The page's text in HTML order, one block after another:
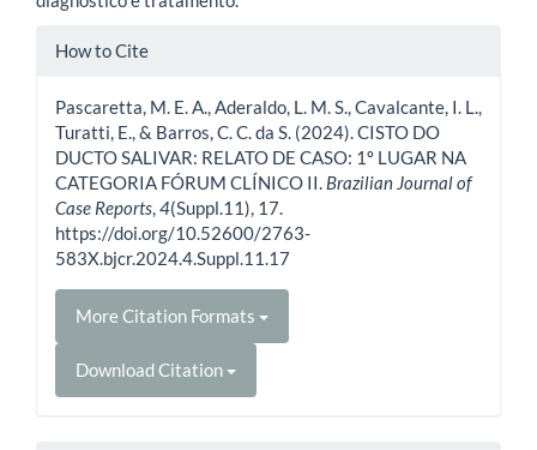
Article
How to Cite
Pascaretta, M. E. A., Aderaldo, L. M. S., Cavalcante, I. L.,
Turatti, E., & Barros, C. C. da S. (2024). CISTO DO
DUCTO SALIVAR: RELATO DE CASO: 1º LUGAR NA
CATEGORIA FÓRUM CLÍNICO II. Brazilian Journal of
Case Reports,4(Suppl.11), 17.
https://doi.org/10.52600/2763-
583X.bjcr.2024.4.Suppl.11.17
More Citation Formats
Download Citation